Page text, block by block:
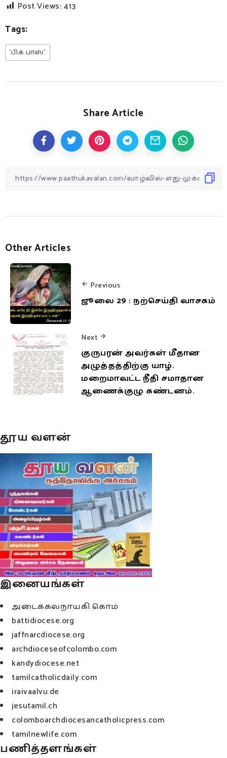
Post Views:413
Tags:
‘பிக் பாஸ்’
Share Article
Other Articles
Previous
ஜூலை 29 : நற்செய்தி வாசகம்
Next
குருபரன் அவர்கள் மீதான
அழுத்தத்திற்கு யாழ்.
மறைமாவட்ட நீதி சமாதான
ஆணைக்குழு கண்டனம்.
தூய வளன்
இனையங்கள்
அடைக்கலநாயகி.கொம்
battidiocese.org
jaffnarcdiocese.org
archdioceseofcolombo.com
kandydiocese.net
tamilcatholicdaily.com
iraivaalvu.de
jesutamil.ch
colomboarchdiocesancatholicpress.com
tamilnewlife.com
பணித்தளங்கள்